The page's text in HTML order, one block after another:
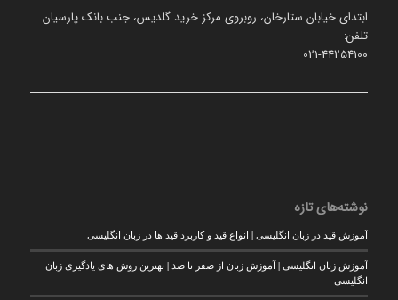
ابتدای خیابان ستارخان، روبروی مرکز خرید گلدیس، جنب بانک پارسیان
تلفن:
021-44254100
نوشته‌های تازه
آموزش قید در زبان انگلیسی | انواع قید و کاربرد قید ها در زبان انگلیسی
آموزش زبان انگلیسی | آموزش زبان از صفر تا صد | بهترین روش های یادگیری زبان
انگلیسی